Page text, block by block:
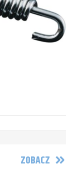
ZOBACZ